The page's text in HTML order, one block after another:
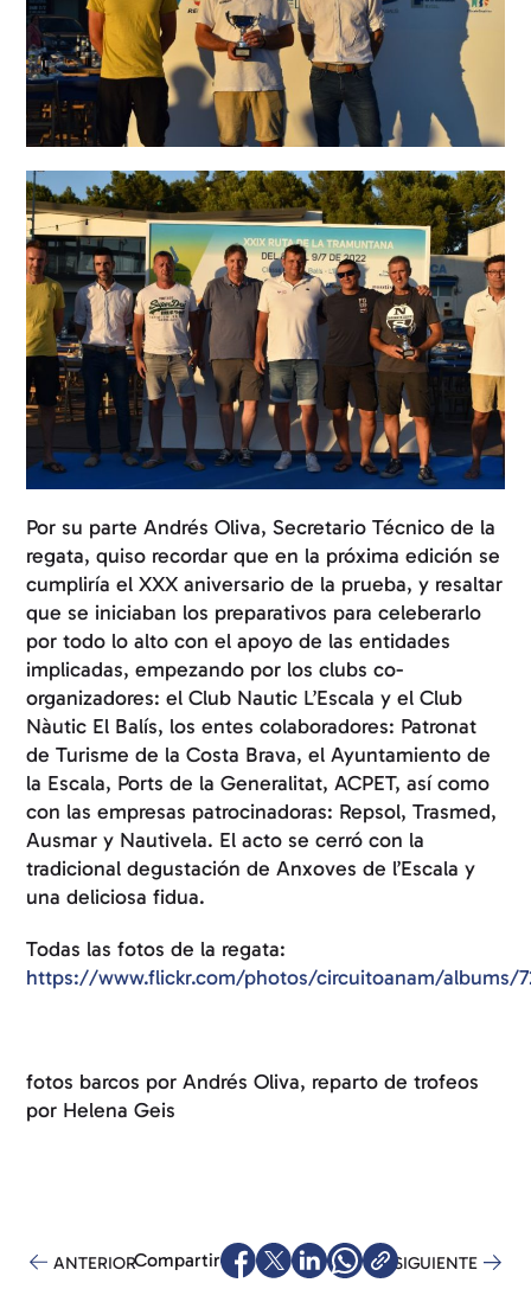
Por su parte Andrés Oliva, Secretario Técnico de la
regata, quiso recordar que en la próxima edición se
cumpliría el XXX aniversario de la prueba, y resaltar
que se iniciaban los preparativos para celeberarlo
por todo lo alto con el apoyo de las entidades
implicadas, empezando por los clubs co-
organizadores: el Club Nautic L’Escala y el Club
Nàutic El Balís, los entes colaboradores: Patronat
de Turisme de la Costa Brava, el Ayuntamiento de
la Escala, Ports de la Generalitat, ACPET, así como
con las empresas patrocinadoras: Repsol, Trasmed,
Ausmar y Nautivela. El acto se cerró con la
tradicional degustación de Anxoves de l’Escala y
una deliciosa fidua.
Todas las fotos de la regata:
https://www.flickr.com/photos/circuitoanam/albums/
fotos barcos por Andrés Oliva, reparto de trofeos
por Helena Geis
Compartir
ANTERIOR SIGUIENTE